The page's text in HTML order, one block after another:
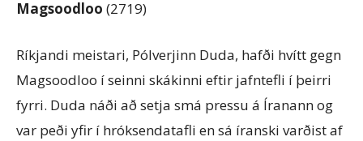
Magsoodloo (2719)
Ríkjandi meistari, Pólverjinn Duda, hafði hvítt gegn
Magsoodloo í seinni skákinni eftir jafntefli í þeirri
fyrri. Duda náði að setja smá pressu á Íranann og
var peði yfir í hróksendatafli en sá íranski varðist af